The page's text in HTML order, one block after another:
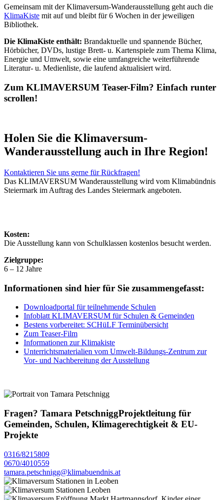
Gemeinsam mit der Klimaversum-Wanderausstellung geht auch die
KlimaKiste mit auf und bleibt für 6 Wochen in der jeweiligen
Bibliothek.
Die KlimaKiste enthält: Brandaktuelle und spannende Bücher,
Hörbücher, DVDs, lustige Brett- u. Kartenspiele zum Thema Klima,
Energie und Umwelt, sowie eine umfangreiche weiterführende
Literatur- u. Medienliste, die laufend aktualisiert wird.
Zum KLIMAVERSUM Teaser-Film? Einfach runter
scrollen!
Holen Sie die Klimaversum-
Wanderausstellung auch in Ihre Region!
Kontaktieren Sie uns gerne für Rückfragen!
Das KLIMAVERSUM Wanderausstellung wird vom Klimabündnis
Steiermark im Auftrag des Landes Steiermark angeboten.
Kosten:
Die Ausstellung kann von Schulklassen kostenlos besucht werden.
Zielgruppe:
6 – 12 Jahre
Informationen sind hier für Sie zusammengefasst:
Downloadportal für teilnehmende Schulen
Infoblatt KLIMAVERSUM für Schulen & Gemeinden
Bestens vorbereitet: SCHüLF Terminübersicht
Zum Teaser-Film
Informationen zur Klimakiste
Unterrichtsmaterialien vom Umwelt-Bildungs-Zentrum zur
Vor- und Nachbereitung der Ausstellung
Fragen? Tamara PetschniggProjektleitung für
Gemeinden, Schulen, Klimagerechtigkeit & EU-
Projekte
0316/8215809
0670/4010559
tamara.petschnigg@klimabuendnis.at